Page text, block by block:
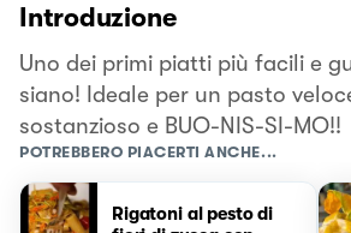
Introduzione
Uno dei primi piatti più facili e
siano! Ideale per un pasto
sostanzioso e BUO-NIS-SI-MO!!
POTREBBERO PIACERTI ANCHE...
Rigatoni al pesto di